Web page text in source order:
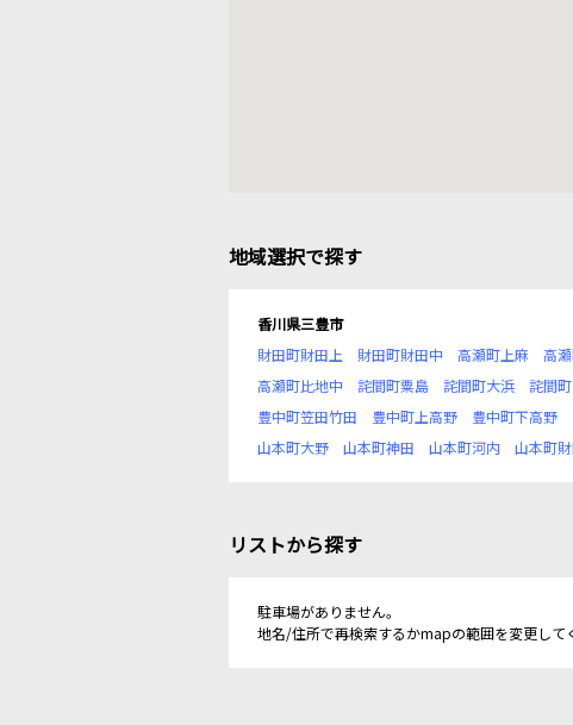
地域選択で探す
香川県三豊市
財田町財田上
財田町財田中 高瀬町上麻 高
高瀬町比地中
詫間町粟島 詫間町大浜 詫間
豊中町笠田竹田
豊中町上高野 豊中町下高野
山本町大野
山本町神田 山本町河内 山本町
リストから探す
駐車場がありません。
地名/住所で再検索するかmapの範囲を変更して